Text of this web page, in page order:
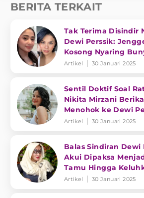
BERITA TERKAIT
Tak Terima Disindir
Dewi Perssik:
Kosong Nyaring
Artikel 30 Januari 2025
Sentil Doktif Soal
Nikita Mirzani
Menohok ke Dewi
Artikel 30 Januari 2025
Balas Sindiran Dewi
Akui Dipaksa
Tamu Hingga
Artikel 30 Januari 2025